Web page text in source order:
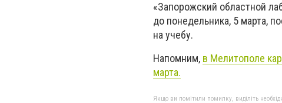
«Запорожский областной
до понедельника, 5 марта,
на учебу.
Напомним, в Мелитополе
марта.
Якщо ви помітили помилку, виділіть